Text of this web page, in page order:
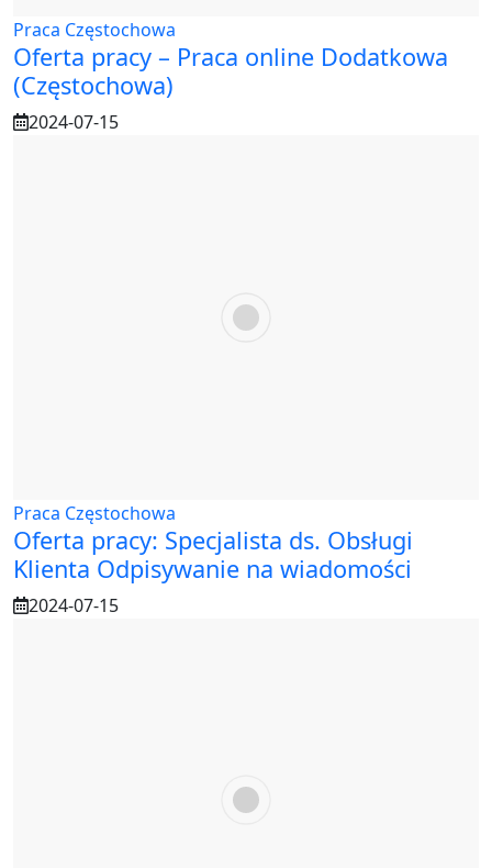
Praca Częstochowa
Oferta pracy – Praca online Dodatkowa
(Częstochowa)
2024-07-15
Praca Częstochowa
Oferta pracy: Specjalista ds. Obsługi
Klienta Odpisywanie na wiadomości
2024-07-15